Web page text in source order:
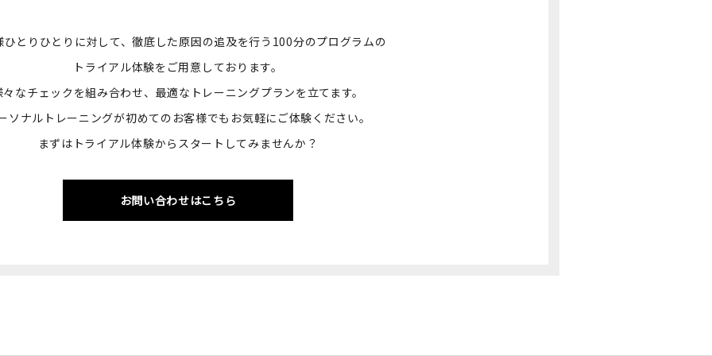
ひとりひとりに対して、徹底した原因の追及を行う100分のプログラムの
トライアル体験をご用意しております。
々なチェックを組み合わせ、最適なトレーニングプランを立てます。
ソナルトレーニングが初めてのお客様でもお気軽にご体験ください。
まずはトライアル体験からスタートしてみませんか？
お問い合わせはこちら